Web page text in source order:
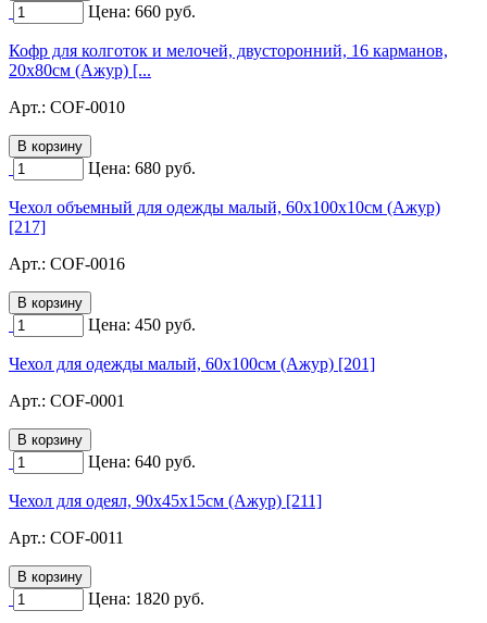
Цена: 660 руб.
Кофр для колготок и мелочей, двусторонний, 16 карманов,
20х80см (Ажур) [...
Арт.: COF-0010
Цена: 680 руб.
Чехол объемный для одежды малый, 60х100х10см (Ажур)
[217]
Арт.: COF-0016
Цена: 450 руб.
Чехол для одежды малый, 60х100см (Ажур) [201]
Арт.: COF-0001
Цена: 640 руб.
Чехол для одеял, 90х45х15см (Ажур) [211]
Арт.: COF-0011
Цена: 1820 руб.